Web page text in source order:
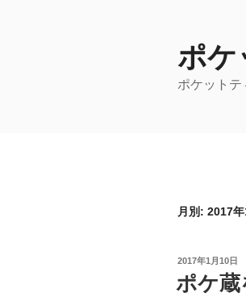
ポケ
ポケット
月別: 2017年
投
稿
日:
2017年1月10日
ポケ蔵